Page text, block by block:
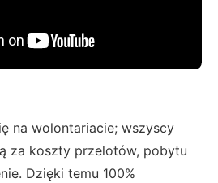
na wolontariacie; wszyscy
za koszty przelotów, pobytu
Dzięki temu 100%